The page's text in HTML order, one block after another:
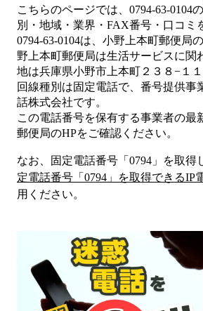
こちらのページでは、 0794-63-0104
別・地域・業界・FAX番号・口コミ
0794-63-0104は、 小野上本町郵便局
野上本町郵便局は生活サービスに関
地は兵庫県小野市上本町２３８−１１
回線種別は固定電話で、番号提供事
話株式会社です。
この電話番号を保有する事業者の最
郵便局のHPをご確認ください。
なお、固定電話番号「 0794 」を取得
定電話番号「 0794 」を取得できるIP
用ください。